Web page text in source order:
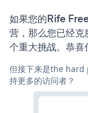
如果您的Rife
营，那么您已经
个重大挑战。恭喜
但接下来是the
持更多的访问者？